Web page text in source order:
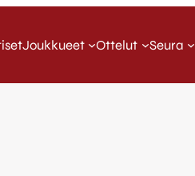
Joukkueet Ottelut Seura